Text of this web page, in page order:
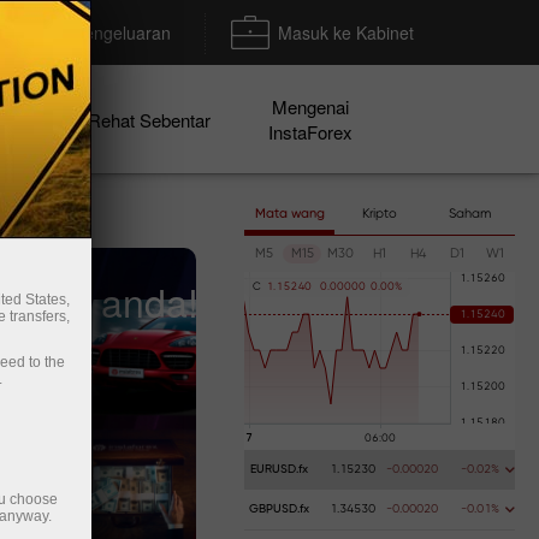
Deposit/Pengeluaran Masuk ke Kabinet
Rehat Sebentar
Mengenai
InstaForex
anda!
Mata wang Kripto Saham
M5 M15 M30 H1 H4 D1 W1
C 1 . 1 52 40 0 .00000 0 .00%
EURUSD.fx 1.15230 -0.00020 -0.02%
GBPUSD.fx 1.34530 -0.00020 -0.01%
States,
transfers,
to the
choose